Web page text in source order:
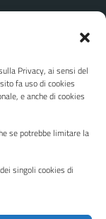
Privacy, ai sensi del
fa uso di cookies
e anche di cookies
se potrebbe limitare la
singoli cookies di